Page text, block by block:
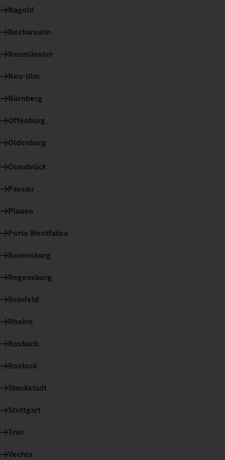
Nagold
Neckarsulm
Neumünster
Neu-Ulm
Nürnberg
Offenburg
Oldenburg
Osnabrück
Passau
Plauen
Porta Westfalica
Ravensburg
Regensburg
Reinfeld
Rheine
Rosbach
Rostock
Stockstadt
Stuttgart
Trier
Vechta